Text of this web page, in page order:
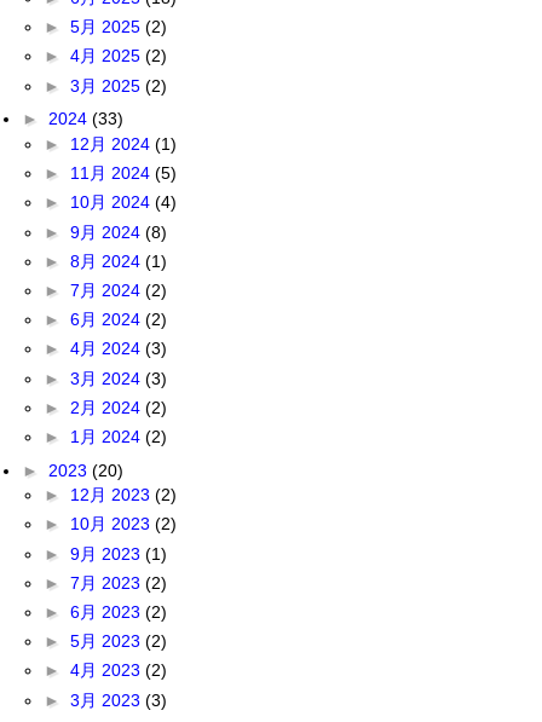
► 5月 2025 (2)
► 4月 2025 (2)
► 3月 2025 (2)
► 2024 (33)
► 12月 2024 (1)
► 11月 2024 (5)
► 10月 2024 (4)
► 9月 2024 (8)
► 8月 2024 (1)
► 7月 2024 (2)
► 6月 2024 (2)
► 4月 2024 (3)
► 3月 2024 (3)
► 2月 2024 (2)
► 1月 2024 (2)
► 2023 (20)
► 12月 2023 (2)
► 10月 2023 (2)
► 9月 2023 (1)
► 7月 2023 (2)
► 6月 2023 (2)
► 5月 2023 (2)
► 4月 2023 (2)
► 3月 2023 (3)